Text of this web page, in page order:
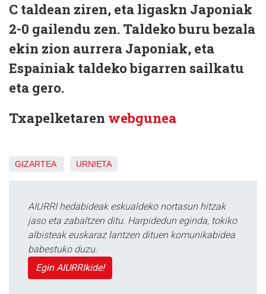
C taldean ziren, eta ligaskn Japoniak
2-0 gailendu zen. Taldeko buru bezala
ekin zion aurrera Japoniak, eta
Espainiak taldeko bigarren sailkatu
eta gero.
Txapelketaren webgunea
GIZARTEA URNIETA
AIURRI hedabideak eskualdeko nortasun hitzak
jaso eta zabaltzen ditu. Harpidedun eginda, tokiko
albisteak euskaraz lantzen dituen komunikabidea
babestuko duzu.
Egin AIURRIkide!